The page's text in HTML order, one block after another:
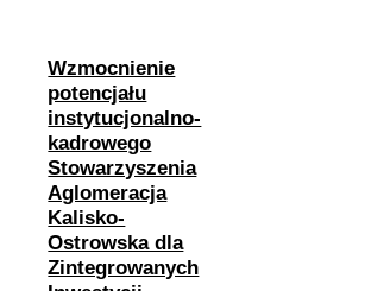
Wzmocnienie
potencjału
instytucjonalno-
kadrowego
Stowarzyszenia
Aglomeracja
Kalisko-
Ostrowska dla
Zintegrowanych